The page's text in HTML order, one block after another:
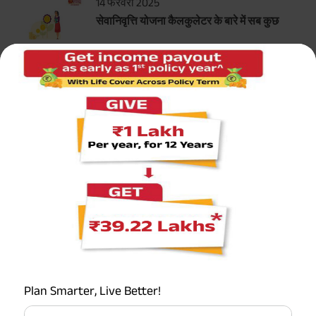
Plan Smarter, Live Better!
14 फरवरी 2025
सेवानिवृत्ति योजना कैलकुलेटर के बारे में सब कुछ
सर्वाधिक लोकप्रिय कैलकुलेटर
टर्म इन्शुरन्स कैलकुलेटर
एचएलवी कैलकुलेटर
ग्रेच्युटी कैलकुलेटर
एमआईएस कैलकुलेटर
ईपीएफ कैलकुलेटर